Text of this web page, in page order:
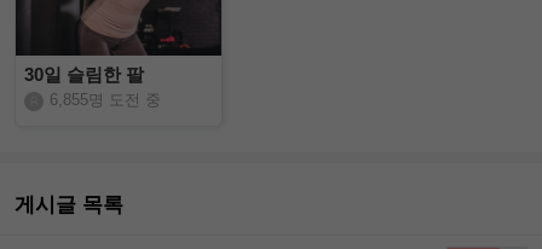
30일 슬림한 팔
6,855명 도전 중
게시글 목록